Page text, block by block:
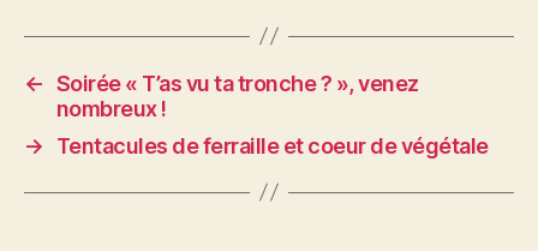
← Soirée « T’as vu ta tronche ? », venez
nombreux !
→
Tentacules de ferraille et coeur de végétale